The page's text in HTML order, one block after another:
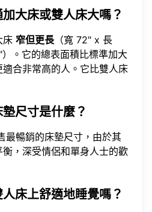
大床或雙人床大嗎？
床 窄但更長 （寬 72" x 長
。它的總表面積比標準加大
合非常高的人。它比雙人床
尺寸是什麼？
最暢銷的床墊尺寸，由於其
，深受情侶和單身人士的歡
床上舒適地睡覺嗎？